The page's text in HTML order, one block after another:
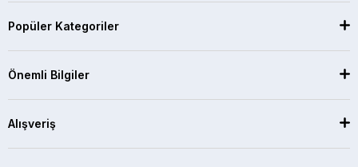
Popüler Kategoriler
Önemli Bilgiler
Alışveriş